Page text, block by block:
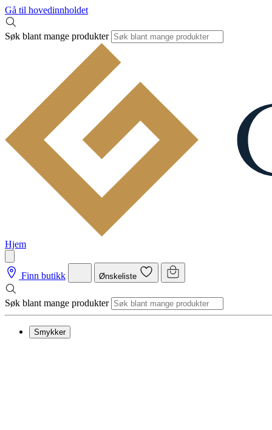
Gå til hovedinnholdet
Søk blant mange produkter
Hjem
Finn butikk Ønskeliste
Søk blant mange produkter
Smykker